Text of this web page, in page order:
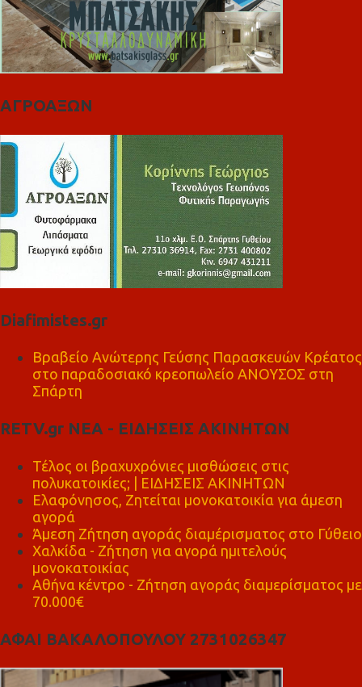
ΑΓΡΟΑΞΩΝ
Diafimistes.gr
Βραβείο Ανώτερης Γεύσης Παρασκευών Κρέατος
στο παραδοσιακό κρεοπωλείο ΑΝΟΥΣΟΣ στη
Σπάρτη
RETV.gr ΝΕΑ - ΕΙΔΗΣΕΙΣ ΑΚΙΝΗΤΩΝ
Τέλος οι βραχυχρόνιες μισθώσεις στις
πολυκατοικίες; | ΕΙΔΗΣΕΙΣ ΑΚΙΝΗΤΩΝ
Ελαφόνησος, Ζητείται μονοκατοικία για άμεση
αγορά
Άμεση Ζήτηση αγοράς διαμέρισματος στο Γύθειο
Χαλκίδα - Ζήτηση για αγορά ημιτελούς
μονοκατοικίας
Αθήνα κέντρο - Ζήτηση αγοράς διαμερίσματος με
70.000€
ΑΦΑΙ ΒΑΚΑΛΟΠΟΥΛΟΥ 2731026347